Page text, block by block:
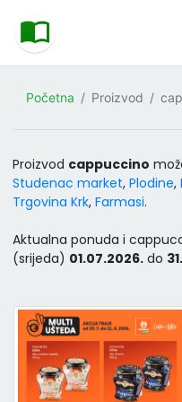
Početna Proizvod
Proizvod cappuccino
Studenac market, Plodine,
Trgovina Krk, Farmasi.
Aktualna ponuda i
(srijeda) 01.07.2026. do